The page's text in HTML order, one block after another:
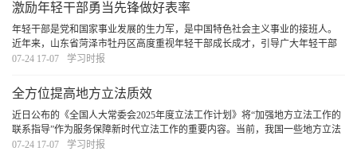
激励年轻干部勇当先锋做好表率
年轻干部是党和国家事业发展的生力军，是中国特色社会主义事业的接班人。
近年来，山东省菏泽市牡丹区高度重视年轻干部成长成才，引导广大年轻干部
勇担时代使命，主动投身改革发展主战场、乡村振兴第一线、服务群众最前
07-24 17-07 学习时报
全方位提高地方立法质效
近日公布的《全国人大常委会2025年度立法工作计划》将“加强地方立法工作的
联系指导”作为服务保障新时代立法工作的重要内容。当前，我国一些地方立法
机关进行了有益探索，形成了一些成熟且具有代表性的立法经验，对于破解当
07-24 17-07 学习时报